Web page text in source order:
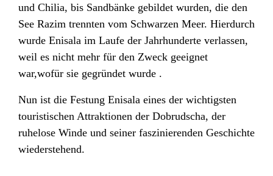
und Chilia, bis Sandbänke gebildet wurden, die den
See Razim trennten vom Schwarzen Meer. Hierdurch
wurde Enisala im Laufe der Jahrhunderte verlassen,
weil es nicht mehr für den Zweck geeignet
war,wofür sie gegründet wurde .
Nun ist die Festung Enisala eines der wichtigsten
touristischen Attraktionen der Dobrudscha, der
ruhelose Winde und seiner faszinierenden Geschichte
wiederstehend.